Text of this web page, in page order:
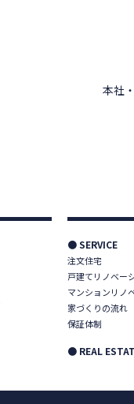
本社
● SERVICE
注文住宅
戸建てリノベー
マンションリノ
家づくりの流れ
保証体制
● REAL